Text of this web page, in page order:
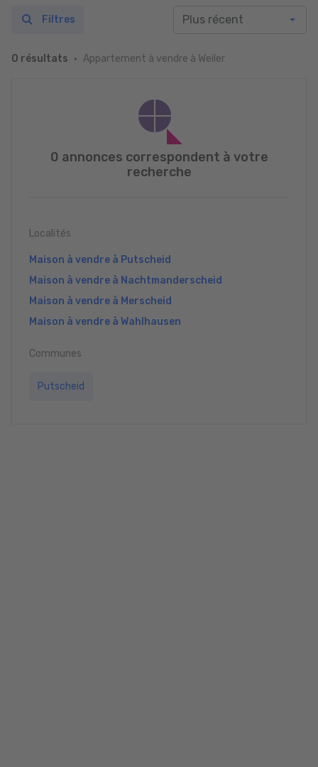
0 résultats Appartement à vendre à Weiler
Filtres
0 annonces correspondent à votre
recherche
Localités
Maison à vendre à Putscheid
Maison à vendre à Nachtmanderscheid
Maison à vendre à Merscheid
Maison à vendre à Wahlhausen
Communes
Putscheid